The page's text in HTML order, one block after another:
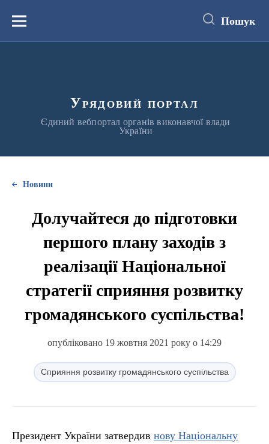
вмістуМеню Пошук
Урядовий портал
Єдиний вебпортал органів виконавчої влади
України
Новини
Долучайтеся до підготовки
першого плану заходів з
реалізації Національної
стратегії сприяння розвитку
громадянського суспільства!
опубліковано 19 жовтня 2021 року о 14:29
Сприяння розвитку громадянського суспільства
Президент України затвердив нову Національну